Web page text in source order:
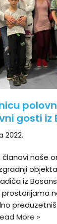
gosti iz
2022.
naše
iz
prostorijama
More »